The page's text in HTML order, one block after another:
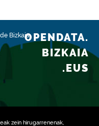
zein hirugarrenenak,
BizkaiaOPENDATA.
BIZKAIA
.EUS